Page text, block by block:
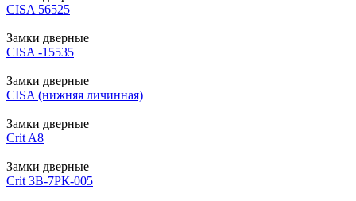
CISA 56525
Замки дверные
CISA -15535
Замки дверные
CISA (нижняя личинная)
Замки дверные
Crit A8
Замки дверные
Crit 3B-7РК-005